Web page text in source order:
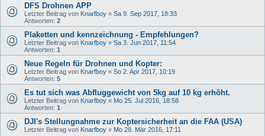
DFS Drohnen APP
Letzter Beitrag von Knarfboy « Sa 9. Sep 2017, 18:33
Antworten: 2
Plaketten und kennzeichnung - Empfehlungen?
Letzter Beitrag von Knarfboy « Sa 3. Jun 2017, 11:54
Antworten: 1
Neue Regeln für Drohnen und Kopter:
Letzter Beitrag von Knarfboy « So 2. Apr 2017, 10:19
Antworten: 5
Es tut sich was Abfluggewicht von 5kg auf 10 kg erhöht.
Letzter Beitrag von Knarfboy « Mo 25. Jul 2016, 18:58
Antworten: 1
DJI's Stellungnahme zur Koptersicherheit an die FAA (USA)
Letzter Beitrag von Knarfboy « Mo 28. Mär 2016, 17:11